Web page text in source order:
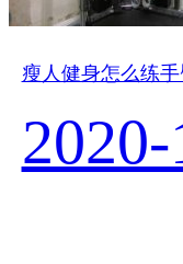
瘦人健身怎么练